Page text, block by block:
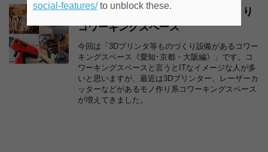
関西で3Dプリンタ等があるものづくり
コワーキングスペース
今回は「3Dプリンタ等ものづくり設備があるコワー
キングスペース《愛知･京都・大阪編》」です。コ
ワーキングスペースと言うとITなイメージな人が多
いと思いますが、最近は3Dプリンター、レーザーカ
ッターなどがあるモノ作り系コワーキングスペース
が増えてきました。
social-features/to unblock these.